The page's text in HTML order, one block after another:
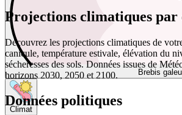
Brebis
Climat
Projections climatiques par
Découvrez les projections climatiques de
canicule, température estivale, élévation du
sécheresses des sols. Données issues de
horizons 2030, 2050 et 2100.
Données politiques